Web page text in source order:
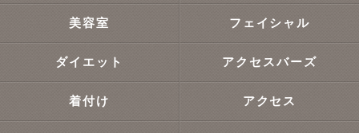
美容室 フェイシャル
ダイエット アクセスバーズ
着付け アクセス